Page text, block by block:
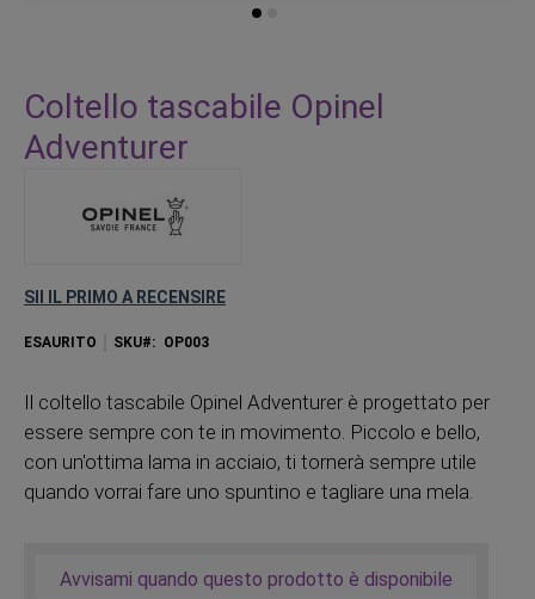
all'inizio
della
galleria
Coltello tascabile Opinel
Adventurer
SII IL PRIMO A RECENSIRE
ESAURITO SKU OP003
Il coltello tascabile Opinel Adventurer è progettato per
essere sempre con te in movimento. Piccolo e bello,
con un'ottima lama in acciaio, ti tornerà sempre utile
quando vorrai fare uno spuntino e tagliare una mela.
Avvisami quando questo prodotto è disponibile